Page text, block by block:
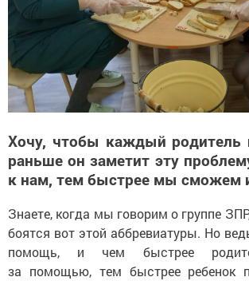
Хочу, чтобы каждый родитель
раньше он заметит эту
к нам, тем быстрее мы сможем
Знаете, когда мы говорим о группе
боятся вот этой аббревиатуры. Но
помощь, и чем быстрее
за помощью, тем быстрее ребенок